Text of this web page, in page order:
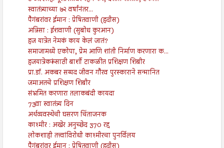
स्वातंत्र्याच्या ७२ वर्षांनंतर...
पैगंबरांवर ईमान : प्रेषितवाणी (हदीस)
अन्निसा : ईशवाणी (सुबोध कुरआन)
हज यात्रेत नेमकं काय केलं जातं?
समाजामध्ये एकोपा, प्रेम आणि शांती निर्माण करणारा क...
हजयात्रेकरूंसाठी बार्शी टाकळीत प्रशिक्षण शिबीर
प्रा.डॉ. अकबर सय्यद जीवन गौरव पुरस्काराने सन्मानित
जमाअतचे प्रशिक्षण शिबीर
संभ्रमित करणारा तलाकबंदी कायदा
73वा स्वातंत्र्य दिन
अर्थव्यवस्थेची घसरण चिंताजनक
काश्मीर : अखेर अनुच्छेद 370 रद्द
लोकशाही तत्त्वांविरोधी काश्मीरचा पुनर्विलय